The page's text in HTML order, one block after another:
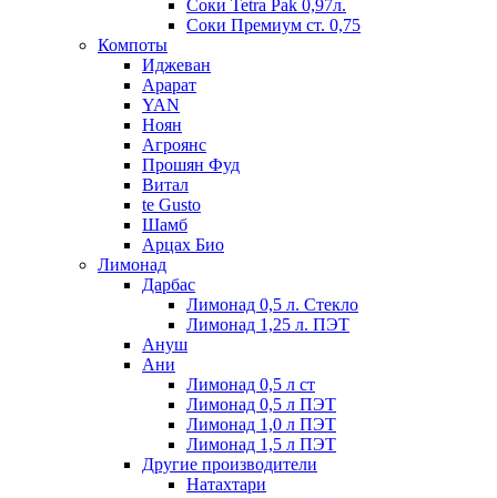
Соки Tetra Pak 0,97л.
Соки Премиум ст. 0,75
Компоты
Иджеван
Арарат
YAN
Ноян
Агроянс
Прошян Фуд
Витал
te Gusto
Шамб
Арцах Био
Лимонад
Дарбас
Лимонад 0,5 л. Стекло
Лимонад 1,25 л. ПЭТ
Ануш
Ани
Лимонад 0,5 л ст
Лимонад 0,5 л ПЭТ
Лимонад 1,0 л ПЭТ
Лимонад 1,5 л ПЭТ
Другие производители
Натахтари